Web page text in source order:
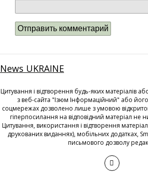
News UKRAINE
Цитування і відтворення будь-яких матеріалів
з веб-сайта "Ізюм Інформаційний" або його
соцмережах дозволено лише з умовою
гіперпосилання на відповідний матеріал не
Цитування, використання і відтворення
друкованих виданнях), мобільних додатках,
письмового дозволу